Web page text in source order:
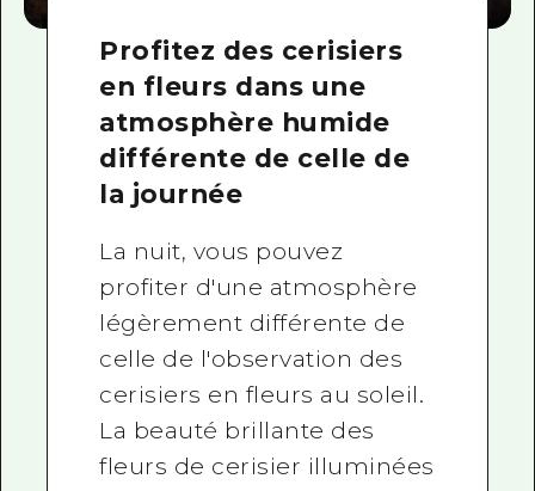
Profitez des cerisiers
en fleurs dans une
atmosphère humide
différente de celle de
la journée
La nuit, vous pouvez
profiter d'une atmosphère
légèrement différente de
celle de l'observation des
cerisiers en fleurs au soleil.
La beauté brillante des
fleurs de cerisier illuminées